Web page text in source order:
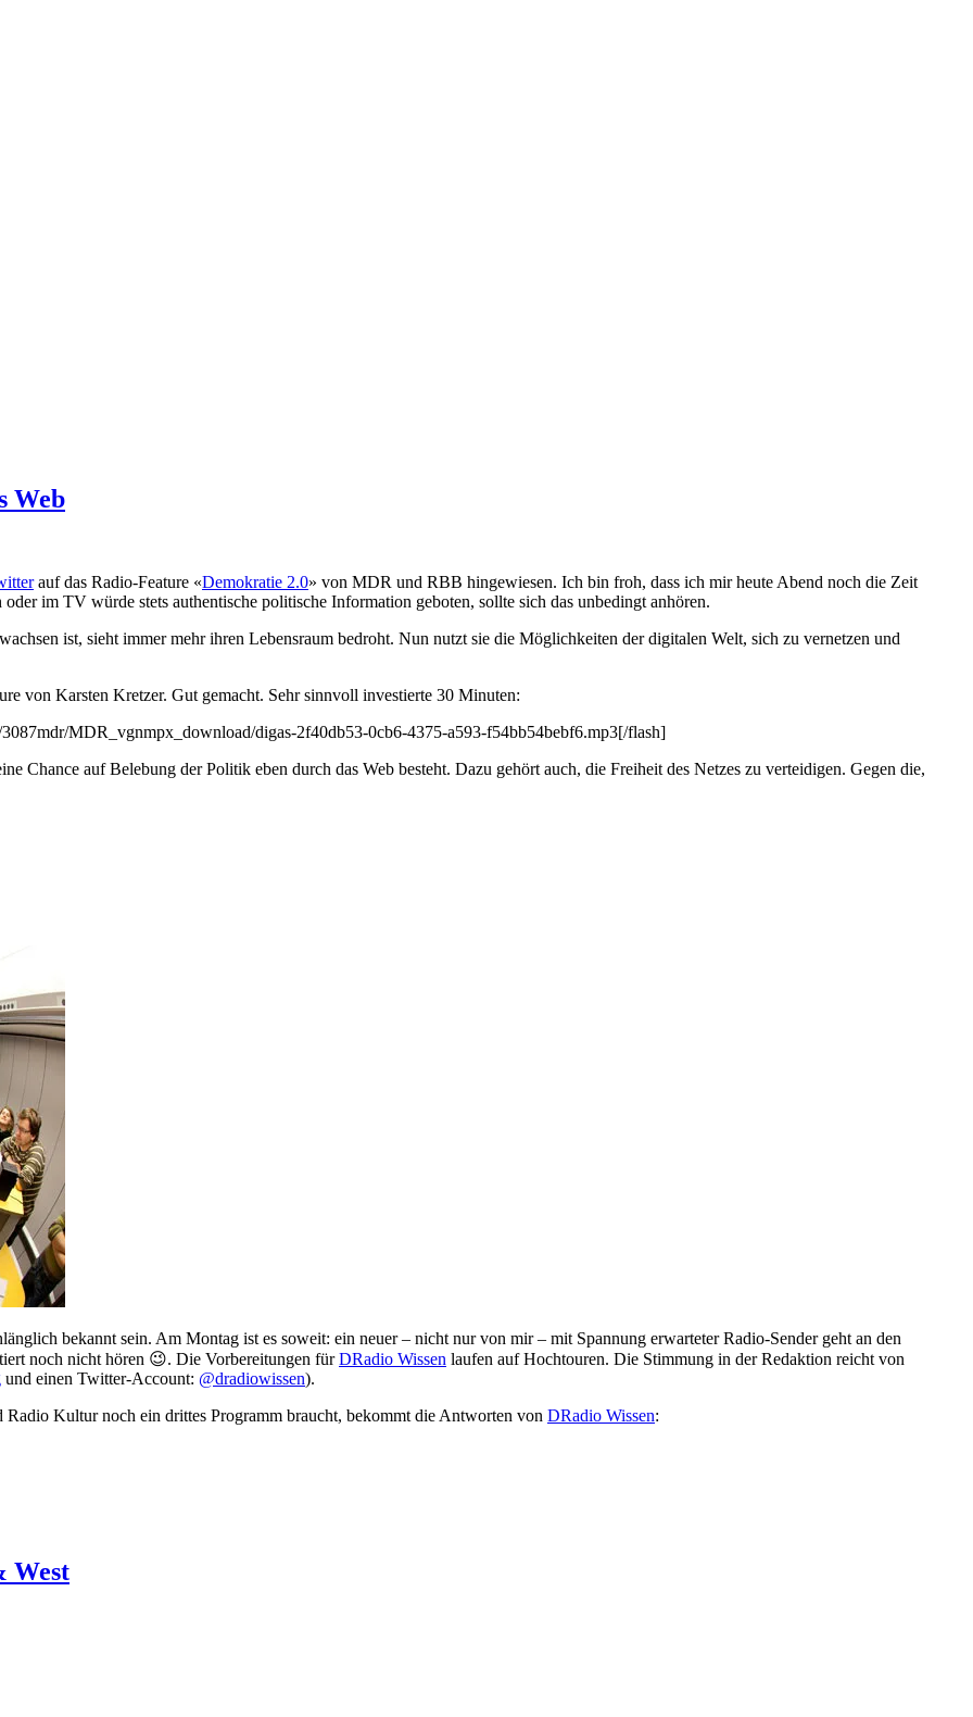
Web
auf das Radio-Feature «Demokratie 2.0» von MDR und RBB hingewiesen. Ich bin froh, dass ich mir heute Abend noch die Zeit
im TV würde stets authentische politische Information geboten, sollte sich das unbedingt anhören.
ist, sieht immer mehr ihren Lebensraum bedroht. Nun nutzt sie die Möglichkeiten der digitalen Welt, sich zu vernetzen und
von Karsten Kretzer. Gut gemacht. Sehr sinnvoll investierte 30 Minuten:
MDR_vgnmpx_download/digas-2f40db53-0cb6-4375-a593-f54bb54bebf6.mp3[/flash]
Chance auf Belebung der Politik eben durch das Web besteht. Dazu gehört auch, die Freiheit des Netzes zu verteidigen. Gegen die,
bekannt sein. Am Montag ist es soweit: ein neuer – nicht nur von mir – mit Spannung erwarteter Radio-Sender geht an den
noch nicht hören 😉. Die Vorbereitungen fürDRadio Wissen laufen auf Hochtouren. Die Stimmung in der Redaktion reicht von
und einen Twitter-Account: @dradiowissen).
Kultur noch ein drittes Programm braucht, bekommt die Antworten von DRadio Wissen:
West